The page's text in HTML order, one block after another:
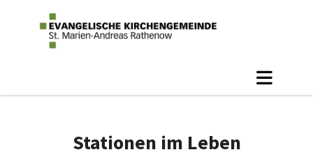
Stationen im Leben